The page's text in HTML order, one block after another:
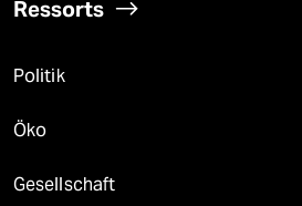
Ressorts
Politik
Öko
Gesellschaft